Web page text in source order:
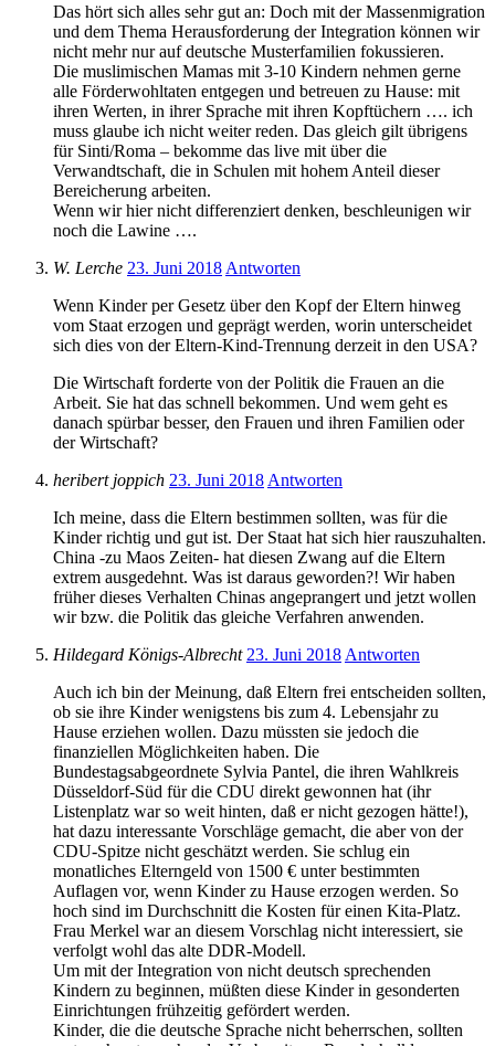
Das hört sich alles sehr gut an: Doch mit der Massenmigration
und dem Thema Herausforderung der Integration können wir
nicht mehr nur auf deutsche Musterfamilien fokussieren.
Die muslimischen Mamas mit 3-10 Kindern nehmen gerne
alle Förderwohltaten entgegen und betreuen zu Hause: mit
ihren Werten, in ihrer Sprache mit ihren Kopftüchern …. ich
muss glaube ich nicht weiter reden. Das gleich gilt übrigens
für Sinti/Roma – bekomme das live mit über die
Verwandtschaft, die in Schulen mit hohem Anteil dieser
Bereicherung arbeiten.
Wenn wir hier nicht differenziert denken, beschleunigen wir
noch die Lawine ….
W. Lerche 23. Juni 2018 Antworten
Wenn Kinder per Gesetz über den Kopf der Eltern hinweg
vom Staat erzogen und geprägt werden, worin unterscheidet
sich dies von der Eltern-Kind-Trennung derzeit in den USA?
Die Wirtschaft forderte von der Politik die Frauen an die
Arbeit. Sie hat das schnell bekommen. Und wem geht es
danach spürbar besser, den Frauen und ihren Familien oder
der Wirtschaft?
heribert joppich 23. Juni 2018 Antworten
Ich meine, dass die Eltern bestimmen sollten, was für die
Kinder richtig und gut ist. Der Staat hat sich hier rauszuhalten.
China -zu Maos Zeiten- hat diesen Zwang auf die Eltern
extrem ausgedehnt. Was ist daraus geworden?! Wir haben
früher dieses Verhalten Chinas angeprangert und jetzt wollen
wir bzw. die Politik das gleiche Verfahren anwenden.
Hildegard Königs-Albrecht 23. Juni 2018 Antworten
Auch ich bin der Meinung, daß Eltern frei entscheiden sollten,
ob sie ihre Kinder wenigstens bis zum 4. Lebensjahr zu
Hause erziehen wollen. Dazu müssten sie jedoch die
finanziellen Möglichkeiten haben. Die
Bundestagsabgeordnete Sylvia Pantel, die ihren Wahlkreis
Düsseldorf-Süd für die CDU direkt gewonnen hat (ihr
Listenplatz war so weit hinten, daß er nicht gezogen hätte!),
hat dazu interessante Vorschläge gemacht, die aber von der
CDU-Spitze nicht geschätzt werden. Sie schlug ein
monatliches Elterngeld von 1500 € unter bestimmten
Auflagen vor, wenn Kinder zu Hause erzogen werden. So
hoch sind im Durchschnitt die Kosten für einen Kita-Platz.
Frau Merkel war an diesem Vorschlag nicht interessiert, sie
verfolgt wohl das alte DDR-Modell.
Um mit der Integration von nicht deutsch sprechenden
Kindern zu beginnen, müßten diese Kinder in gesonderten
Einrichtungen frühzeitig gefördert werden.
Kinder, die die deutsche Sprache nicht beherrschen, sollten